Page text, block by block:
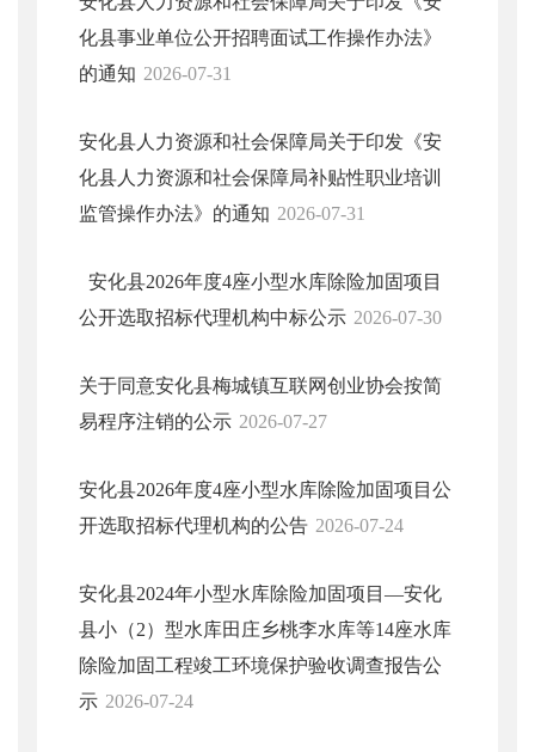
化县事业单位公开招聘面试工作操作办法》
的通知 2026-07-31
安化县人力资源和社会保障局关于印发《安
化县人力资源和社会保障局补贴性职业培训
监管操作办法》的通知 2026-07-31
安化县2026年度4座小型水库除险加固项目
公开选取招标代理机构中标公示 2026-07-30
关于同意安化县梅城镇互联网创业协会按简
易程序注销的公示 2026-07-27
安化县2026年度4座小型水库除险加固项目公
开选取招标代理机构的公告 2026-07-24
安化县2024年小型水库除险加固项目—安化
县小（2）型水库田庄乡桃李水库等14座水库
除险加固工程竣工环境保护验收调查报告公
示 2026-07-24